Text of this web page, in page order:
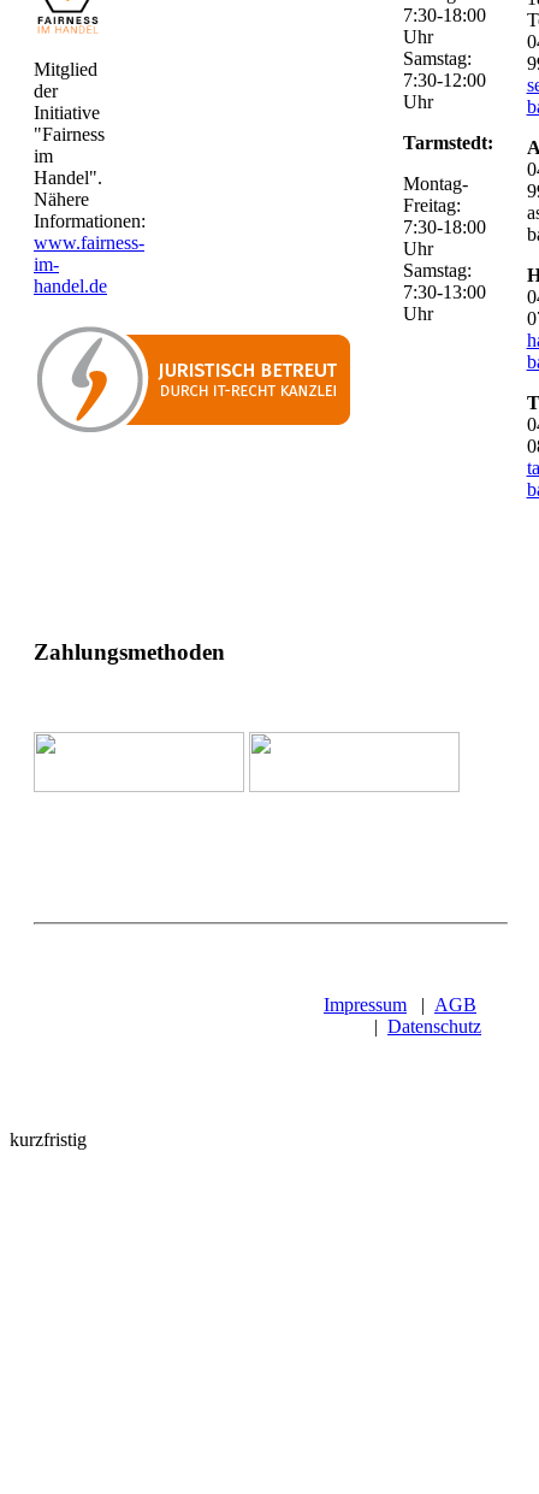
Mitglied
der
Initiative
"Fairness
im
Handel".
Nähere
Informationen:
www.fairness-
im-
handel.de
7:30-18:00
Uhr
Samstag:
7:30-12:00
Uhr
Tarmstedt:
Montag-
Freitag:
7:30-18:00
Uhr
Samstag:
7:30-13:00
Uhr
Zahlungsmethoden
Impressum | AGB
| Datenschutz
kurzfristig